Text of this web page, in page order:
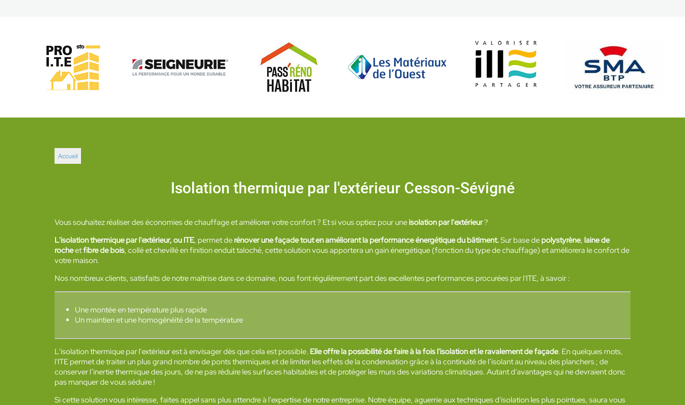
Accueil
Isolation thermique par l'extérieur Cesson-Sévigné
Vous souhaitez réaliser des économies de chauffage et améliorer votre confort ? Et si vous optiez pour une isolation par l'extérieur?
L'isolation thermique par l'extérieur, ou ITE, permet de rénover une façade tout en améliorant la performance énergétique du bâtiment.Sur base de polystyrène, laine de
rocheetfibre de bois, collé et chevillé en finition enduit taloché, cette solution vous apportera un gain énergétique (fonction du type de chauffage) et améliorera le confort de
votre maison.
Nos nombreux clients, satisfaits de notre maîtrise dans ce domaine, nous font régulièrement part des excellentes performances procurées par l'ITE, à savoir :
Une montée en température plus rapide
Un maintien et une homogénéité de la température
L'isolation thermique par l'extérieur est à envisager dès que cela est possible. Elle offre la possibilité de faire à la fois l'isolation et le ravalement de façade. En quelques mots,
l'ITE permet de traiter un plus grand nombre de ponts thermiques et de limiter les effets de la condensation grâce à la continuité de l’isolant au niveau des planchers ; de
conserver l’inertie thermique des jours, de ne pas réduire les surfaces habitables et de protéger les murs des variations climatiques. Autant d'avantages qui ne devraient donc
pas manquer de vous séduire !
Si cette solution vous intéresse, faites appel sans plus attendre à l'expertise de notre entreprise. Notre équipe, aguerrie aux techniques d'isolation les plus pointues, saura vous